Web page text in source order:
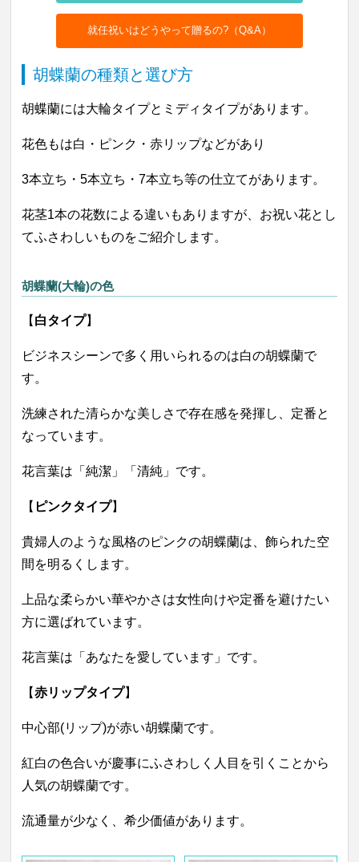
就任祝いはどうやって贈るの?（Q&A）
胡蝶蘭の種類と選び方
胡蝶蘭には大輪タイプとミディタイプがあります。
花色もは白・ピンク・赤リップなどがあり
3本立ち・5本立ち・7本立ち等の仕立てがあります。
花茎1本の花数による違いもありますが、お祝い花とし
てふさわしいものをご紹介します。
胡蝶蘭(大輪)の色
【 白タイプ】
ビジネスシーンで多く用いられるのは白の胡蝶蘭で
す。
洗練された清らかな美しさで存在感を発揮し、定番と
なっています。
花言葉は「純潔」「清純」です。
【 ピンクタイプ】
貴婦人のような風格のピンクの胡蝶蘭は、飾られた空
間を明るくします。
上品な柔らかい華やかさは女性向けや定番を避けたい
方に選ばれています。
花言葉は「 あなたを愛しています 」です。
【赤リップタイプ】
中心部(リップ)が赤い胡蝶蘭です。
紅白の色合いが慶事にふさわしく人目を引くことから
人気の胡蝶蘭です。
流通量が少なく、希少価値があります。